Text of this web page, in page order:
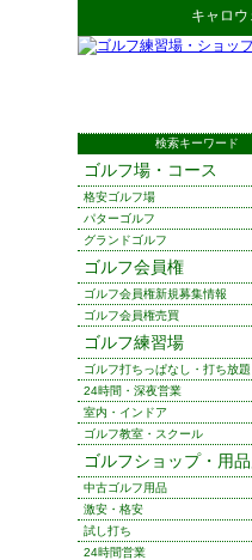
キャロウ
検索キーワード
ゴルフ場・コース
格安ゴルフ場
パターゴルフ
グランドゴルフ
ゴルフ会員権
ゴルフ会員権新規募集情報
ゴルフ会員権売買
ゴルフ練習場
ゴルフ打ちっぱなし・打ち放題
24時間・深夜営業
室内・インドア
ゴルフ教室・スクール
ゴルフショップ・用
中古ゴルフ用品
激安・格安
試し打ち
24時間営業